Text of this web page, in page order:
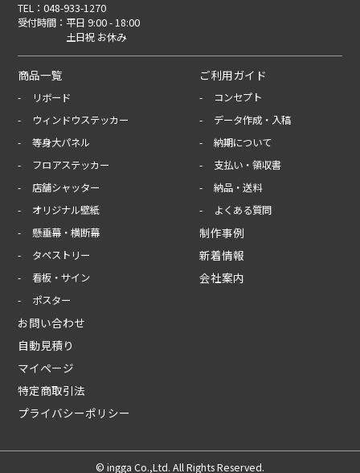
TEL：048-933-1270
受付時間： 平日 9:00 - 18:00
土日祝 お休み
商品一覧
リボード
ウィンドウステッカー
等身大パネル
フロアステッカー
店舗シャッター
オリジナル壁紙
懸垂幕・横断幕
タペストリー
看板・サイン
ポスター
ご利用ガイド
コンセプト
データ作成・入稿
納期について
支払い・領収書
納品・送料
よくある質問
制作事例
新着情報
会社案内
お問い合わせ
自動見積り
マイページ
特定商取引法
プライバシーポリシー
©︎ ingga Co.,Ltd. All Rights Reserved.